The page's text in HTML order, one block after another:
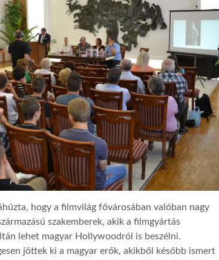
hogy a filmvilág fővárosában valóban nagy
szakemberek, akik a filmgyártás
lehet magyar Hollywoodról is beszélni.
jöttek ki a magyar erők, akikből később ismert